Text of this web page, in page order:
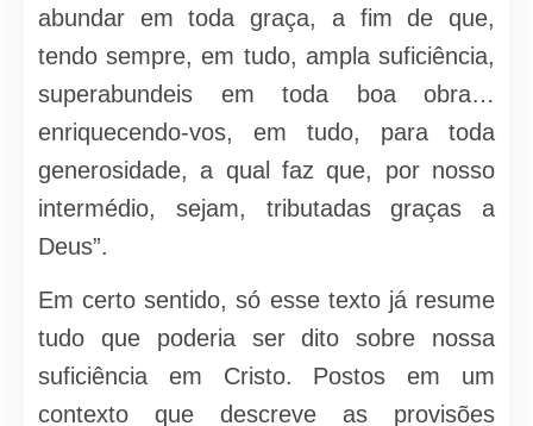
abundar em toda graça, a fim de que,
tendo sempre, em tudo, ampla suficiência,
superabundeis em toda boa obra…
enriquecendo-vos, em tudo, para toda
generosidade, a qual faz que, por nosso
intermédio, sejam, tributadas graças a
Deus”.
Em certo sentido, só esse texto já resume
tudo que poderia ser dito sobre nossa
suficiência em Cristo. Postos em um
contexto que descreve as provisões